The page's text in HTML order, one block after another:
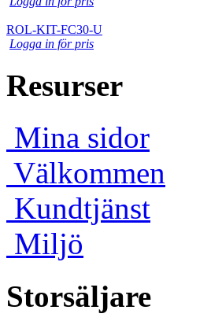
ROL-KIT-FC30-U
Logga in för pris
Resurser
Mina sidor
Välkommen
Kundtjänst
Miljö
Storsäljare